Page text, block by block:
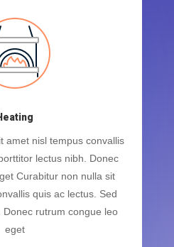
amet nisl tempus convallis
lectus nibh. Donec
Curabitur non nulla sit
quis ac lectus. Sed
Donec rutrum congue leo
eget